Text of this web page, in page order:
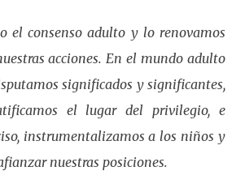
el consenso adulto y lo renovamos
acciones. En el mundo adulto
significados y significantes,
el lugar del privilegio, e
instrumentalizamos a los niños y
nuestras posiciones.